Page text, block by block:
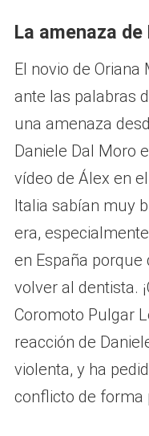
La amenaza
El novio de
ante las palabras
una amenaza
Daniele Dal Moro
vídeo de Álex en
Italia sabían muy
era,
en España
volver al dentista.
Coromoto Pulgar
reacción de
violenta, y ha
conflicto de forma